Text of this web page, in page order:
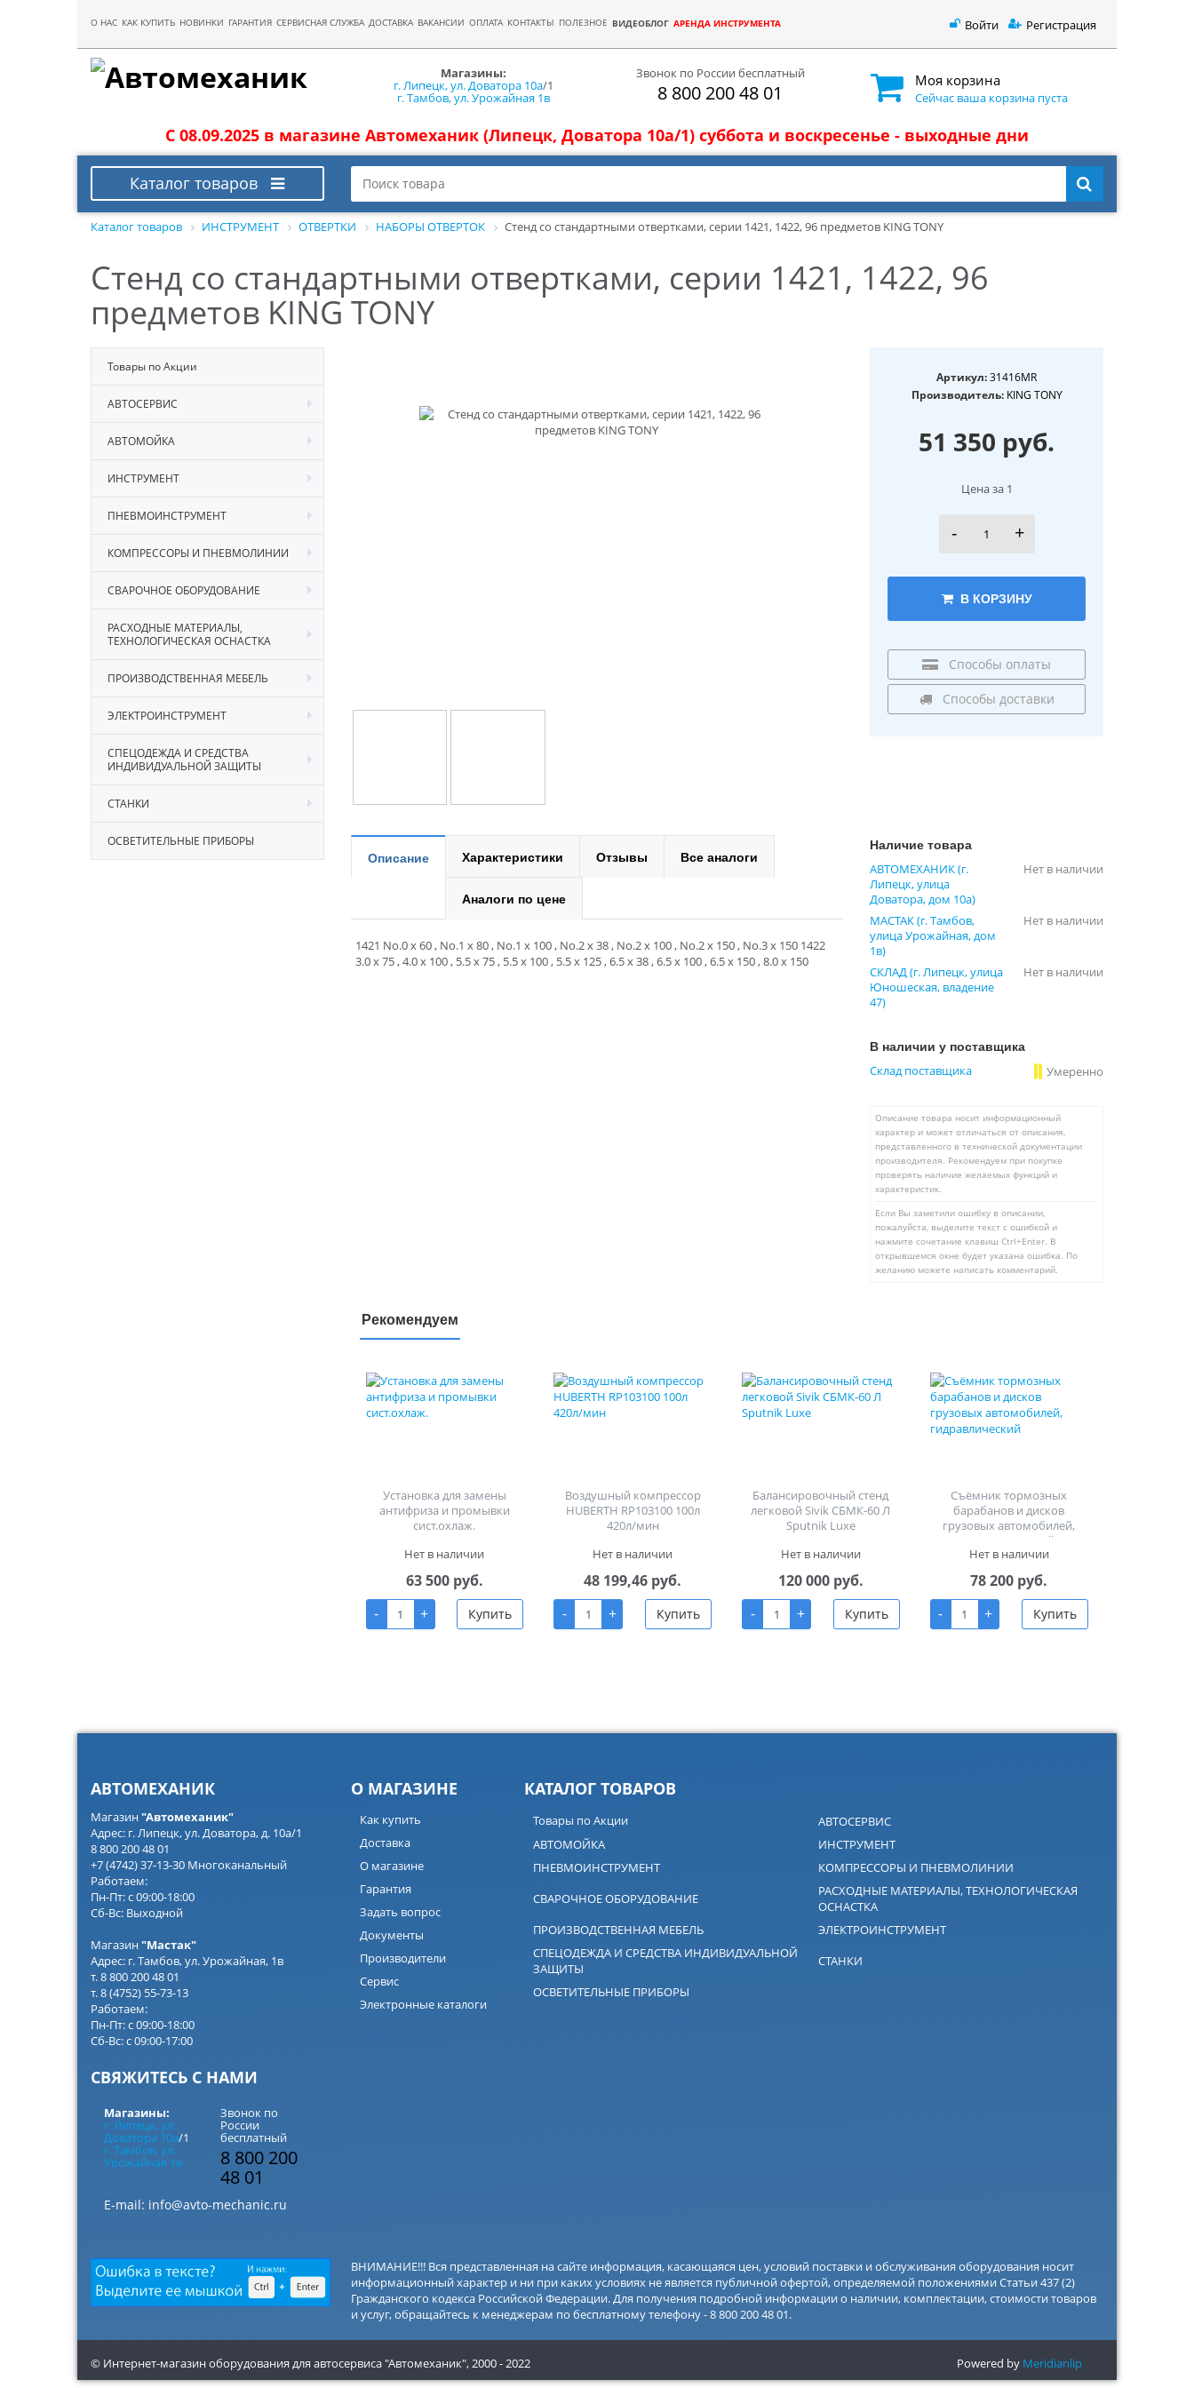
О НАС КАК КУПИТЬ НОВИНКИ ГАРАНТИЯ СЕРВИСНАЯ СЛУЖБА ДОСТАВКА ВАКАНСИИ ОПЛАТА КОНТАКТЫ ПОЛЕЗНОЕ ВИДЕОБЛОГ АРЕНДА ИНСТРУМЕНТА Войти Регистрация
Магазины:
г. Липецк, ул. Доватора 10а/1
г. Тамбов, ул. Урожайная 1в
Звонок по России бесплатный
8 800 200 48 01
Моя корзина
Сейчас ваша корзина пуста
С 08.09.2025 в магазине Автомеханик (Липецк, Доватора 10а/1) суббота и воскресенье - выходные дни
Каталог товаров
Каталог товаров ИНСТРУМЕНТ ОТВЕРТКИ НАБОРЫ ОТВЕРТОК Стенд со стандартными отвертками, серии 1421, 1422, 96 предметов KING TONY
Стенд со стандартными отвертками, серии 1421, 1422, 96
предметов KING TONY
Товары по Акции
АВТОСЕРВИС
АВТОМОЙКА
ИНСТРУМЕНТ
ПНЕВМОИНСТРУМЕНТ
КОМПРЕССОРЫ И ПНЕВМОЛИНИИ
СВАРОЧНОЕ ОБОРУДОВАНИЕ
РАСХОДНЫЕ МАТЕРИАЛЫ,
ТЕХНОЛОГИЧЕСКАЯ ОСНАСТКА
ПРОИЗВОДСТВЕННАЯ МЕБЕЛЬ
ЭЛЕКТРОИНСТРУМЕНТ
СПЕЦОДЕЖДА И СРЕДСТВА
ИНДИВИДУАЛЬНОЙ ЗАЩИТЫ
СТАНКИ
ОСВЕТИТЕЛЬНЫЕ ПРИБОРЫ
Артикул:31416MR
Производитель:KING TONY
51 350 руб.
Цена за 1
- +
В КОРЗИНУ
Способы оплаты
Способы доставки
Описание Характеристики Отзывы Все аналоги
Аналоги по цене
1421 No.0 x 60 , No.1 x 80 , No.1 x 100 , No.2 x 38 , No.2 x 100 , No.2 x 150 , No.3 x 150 1422
3.0 x 75 , 4.0 x 100 , 5.5 x 75 , 5.5 x 100 , 5.5 x 125 , 6.5 x 38 , 6.5 x 100 , 6.5 x 150 , 8.0 x 150
Наличие товара
АВТОМЕХАНИК (г.
Липецк, улица
Доватора, дом 10а)
Нет в наличии
МАСТАК (г. Тамбов,
улица Урожайная, дом
1в)
Нет в наличии
СКЛАД (г. Липецк, улица
Юношеская, владение
47)
Нет в наличии
В наличии у поставщика
Склад поставщика Умеренно
Описание товара носит информационный
характер и может отличаться от описания,
представленного в технической документации
производителя. Рекомендуем при покупке
проверять наличие желаемых функций и
характеристик.
Если Вы заметили ошибку в описании,
пожалуйста, выделите текст с ошибкой и
нажмите сочетание клавиш Ctrl+Enter. В
открывшемся окне будет указана ошибка. По
желанию можете написать комментарий.
Рекомендуем
Установка для замены
антифриза и промывки
сист.охлаж.
Нет в наличии
63 500 руб.
-
+ Купить
Воздушный компрессор
HUBERTH RP103100 100л
420л/мин
Нет в наличии
48 199,46 руб.
-
+ Купить
Балансировочный стенд
легковой Sivik СБМК-60 Л
Sputnik Luxe
Нет в наличии
120 000 руб.
-
+ Купить
Съёмник тормозных
барабанов и дисков
грузовых автомобилей,
гидравлический
Нет в наличии
78 200 руб.
-
+ Купить
АВТОМЕХАНИК
Магазин"Автомеханик"
Адрес: г. Липецк, ул. Доватора, д. 10а/1
8 800 200 48 01
+7 (4742) 37-13-30 Многоканальный
Работаем:
Пн-Пт: с 09:00-18:00
Сб-Вс: Выходной
Магазин "Мастак"
Адрес: г. Тамбов, ул. Урожайная, 1в
т. 8 800 200 48 01
т. 8 (4752) 55-73-13
Работаем:
Пн-Пт: с 09:00-18:00
Сб-Вс: с 09:00-17:00
СВЯЖИТЕСЬ С НАМИ
Магазины:
г. Липецк, ул.
Доватора 10а/1
г. Тамбов, ул.
Урожайная 1в
Звонок по
России
бесплатный
8 800 200
48 01
E-mail: info@avto-mechanic.ru
О МАГАЗИНЕ
Как купить
Доставка
О магазине
Гарантия
Задать вопрос
Документы
Производители
Сервис
Электронные каталоги
КАТАЛОГ ТОВАРОВ
Товары по Акции
АВТОСЕРВИС
АВТОМОЙКА
ИНСТРУМЕНТ
ПНЕВМОИНСТРУМЕНТ
КОМПРЕССОРЫ И ПНЕВМОЛИНИИ
СВАРОЧНОЕ ОБОРУДОВАНИЕ
РАСХОДНЫЕ МАТЕРИАЛЫ, ТЕХНОЛОГИЧЕСКАЯ
ОСНАСТКА
ПРОИЗВОДСТВЕННАЯ МЕБЕЛЬ
ЭЛЕКТРОИНСТРУМЕНТ
СПЕЦОДЕЖДА И СРЕДСТВА ИНДИВИДУАЛЬНОЙ
ЗАЩИТЫ
СТАНКИ
ОСВЕТИТЕЛЬНЫЕ ПРИБОРЫ
ВНИМАНИЕ!!! Вся представленная на сайте информация, касающаяся цен, условий поставки и обслуживания оборудования носит
информационный характер и ни при каких условиях не является публичной офертой, определяемой положениями Статьи 437 (2)
Гражданского кодекса Российской Федерации. Для получения подробной информации о наличии, комплектации, стоимости товаров
и услуг, обращайтесь к менеджерам по бесплатному телефону - 8 800 200 48 01.
© Интернет-магазин оборудования для автосервиса "Автомеханик",2000 - 2022 Powered by Meridianlip